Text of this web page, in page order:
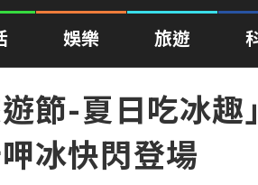
娛樂 旅遊
遊節-夏日吃冰
冰快閃登場